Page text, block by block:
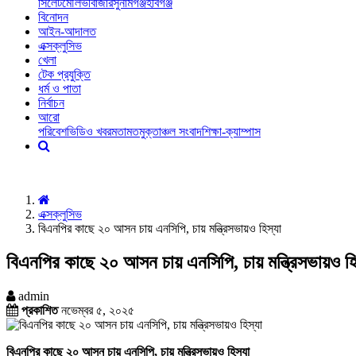
সিলেটমৌলভীবাজারসুনামগঞ্জহবিগঞ্জ
বিনোদন
আইন-আদালত
এক্সক্লুসিভ
খেলা
টেক প্রযুক্তি
ধর্ম ও পাতা
নির্বাচন
আরো
পরিবেশভিডিও খবরমতামতমুক্তাঞ্চল সংবাদশিক্ষা-ক্যাম্পাস
এক্সক্লুসিভ
বিএনপির কাছে ২০ আসন চায় এনসিপি, চায় মন্ত্রিসভায়ও হিস্যা
বিএনপির কাছে ২০ আসন চায় এনসিপি, চায় মন্ত্রিসভায়ও
admin
প্রকাশিতনভেম্বর ৫, ২০২৫
বিএনপির কাছে ২০ আসন চায় এনসিপি, চায় মন্ত্রিসভায়ও হিস্যা